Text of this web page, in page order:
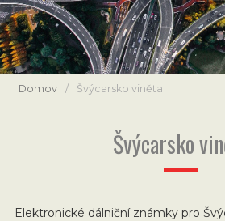
Domov / Švýcarsko viněta
Švýcarsko
Elektronické dálniční známky pro